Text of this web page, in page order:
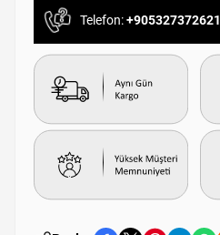
Telefon:+905327372621